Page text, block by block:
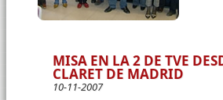
MISA EN LA 2 DE TVE
CLARET DE MADRID
10-11-2007